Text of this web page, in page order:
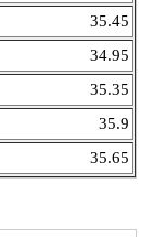
35.45
34.95
35.35
35.9
35.65